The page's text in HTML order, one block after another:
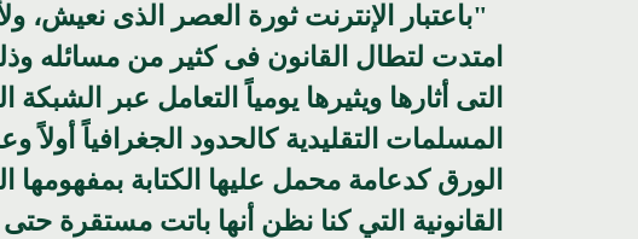
"باعتبار الإنترنت ثورة العصر الذى نعيش،
امتدت لتطال القانون فى كثير من مسائله
التى أثارها ويثيرها يومياً التعامل عبر
المسلمات التقليدية كالحدود الجغرافياً أولاً
الورق كدعامة محمل عليها الكتابة بمفهومها
القانونية التي كنا نظن أنها باتت مستقرة